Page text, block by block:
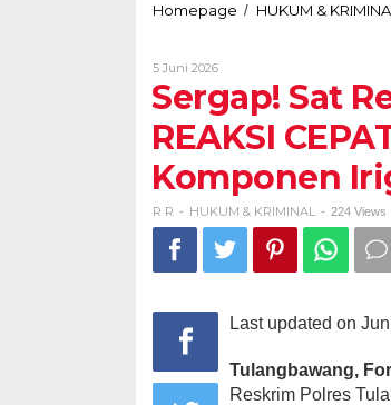
Homepage / HUKUM &
5 Juni 2026Oleh
R
Sergap! Sat
REAKSI
Komponen
R R - HUKUM & KRIMINAL - 224 Views
Last updated on
Tulangbawang,
Reskrim Polres